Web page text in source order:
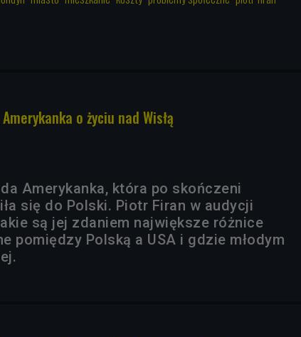
o życiu nad Wisłą
Amerykanka, która po skończeni
się do Polski. Piotr Firan w audycji
są jej zdaniem największe różnice
pomiędzy Polską a USA i gdzie młodym